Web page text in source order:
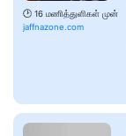
🕑 16 மணித்துளிகள் முன்
jaffnazone.com